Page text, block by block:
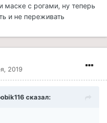
маске с рогами, ну теперь
и не переживать
2019
сказал: